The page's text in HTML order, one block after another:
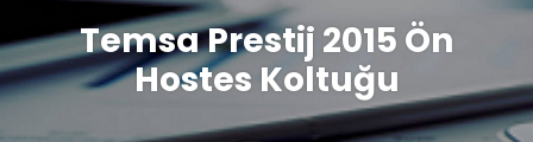
Temsa Prestij 2015 Ön
Hostes Koltuğu